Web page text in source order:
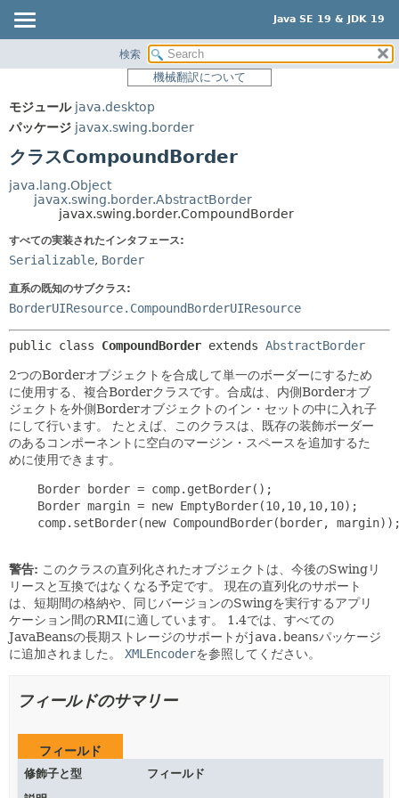
Java SE 19 & JDK 19
パッケージ
使用
ツリー
プレビュー
索引
ヘルプ
サマリー:
ネスト済
メソッド
詳細:
検索
機械翻訳について
モジュール java.desktop
パッケージ javax.swing.border
クラスCompoundBorder
java.lang.Object
javax.swing.border.AbstractBorder
javax.swing.border.CompoundBorder
すべての実装されたインタフェース:
Serializable, Border
直系の既知のサブクラス:
BorderUIResource.CompoundBorderUIResource
public class CompoundBorder extends AbstractBorder
2つのBorderオブジェクトを合成して単一のボーダーにするため
に使用する、複合Borderクラスです。合成は、内側Borderオブ
ジェクトを外側Borderオブジェクトのイン・セットの中に入れ子
にして行います。
たとえば、このクラスは、既存の装飾ボーダー
のあるコンポーネントに空白のマージン・スペースを追加するた
めに使用できます。
    Border border = comp.getBorder();
    Border margin = new EmptyBorder(10,10,10,10);
comp.setBorder(new CompoundBorder(border,
警告: このクラスの直列化されたオブジェクトは、今後のSwingリ
リースと互換ではなくなる予定です。
現在の直列化のサポート
は、短期間の格納や、同じバージョンのSwingを実行するアプリ
ケーション間のRMIに適しています。
1.4では、すべての
JavaBeansの長期ストレージのサポートがjava.beansパッケージ
に追加されました。
XMLEncoderを参照してください。
フィールドのサマリー
フィールド
修飾子と型
フィールド